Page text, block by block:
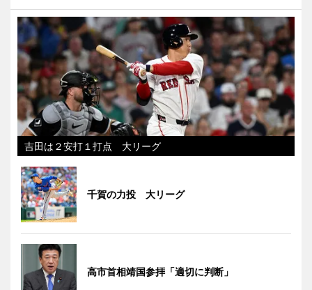
吉田は２安打１打点 大リーグ
千賀の力投 大リーグ
高市首相靖国参拝「適切に判断」